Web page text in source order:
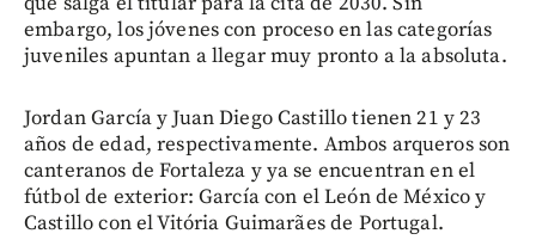
embargo, los jóvenes con proceso en las categorías
juveniles apuntan a llegar muy pronto a la absoluta.
Jordan García y Juan Diego Castillo tienen 21 y 23
años de edad, respectivamente. Ambos arqueros son
canteranos de Fortaleza y ya se encuentran en el
fútbol de exterior: García con el León de México y
Castillo con el Vitória Guimarães de Portugal.